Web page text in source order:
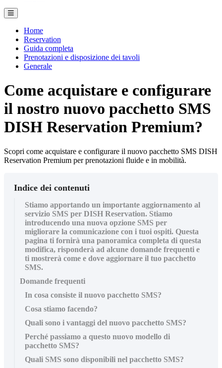
Home
Reservation
Guida completa
Prenotazioni e disposizione dei tavoli
Generale
Come acquistare e configurare
il nostro nuovo pacchetto SMS
DISH Reservation Premium?
Scopri come acquistare e configurare il nuovo pacchetto SMS DISH
Reservation Premium per prenotazioni fluide e in mobilità.
Indice dei contenuti
Stiamo apportando un importante aggiornamento al
servizio SMS per DISH Reservation. Stiamo
introducendo una nuova opzione SMS per
migliorare la comunicazione con i tuoi ospiti. Questa
pagina ti fornirà una panoramica completa di questa
modifica, risponderà ad alcune domande frequenti e
ti mostrerà come e dove aggiornare il tuo pacchetto
SMS.
Domande frequenti
In cosa consiste il nuovo pacchetto SMS?
Cosa stiamo facendo?
Quali sono i vantaggi del nuovo pacchetto SMS?
Perché passiamo a questo nuovo modello di
pacchetto SMS?
Quali SMS sono disponibili nel pacchetto SMS?